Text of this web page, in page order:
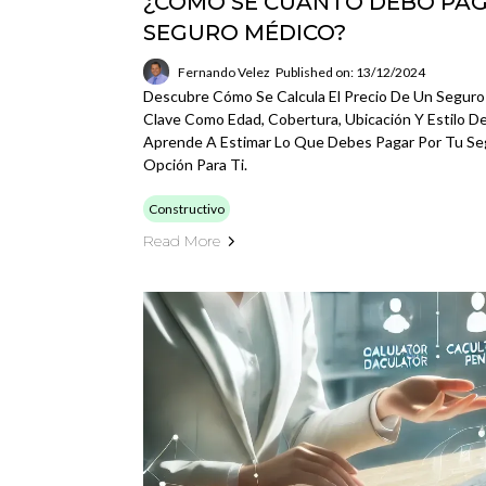
SEGURO MÉDICO?
Fernando Velez Published on: 13/12/2024
Descubre Cómo Se Calcula El Precio De Un
Clave Como Edad, Cobertura, Ubicación Y Estilo
Aprende A Estimar Lo Que Debes Pagar Por Tu
Opción Para Ti.
Constructivo
Read More